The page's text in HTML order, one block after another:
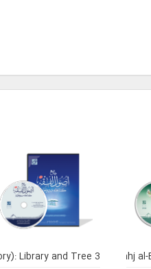
Encyclopedia of Nahj
Library and Tree 3